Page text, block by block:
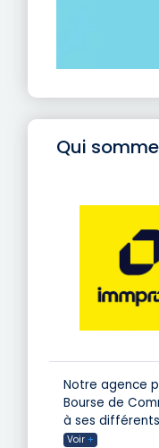
Qui
Notre agence
Bourse de
à ses
Voir +